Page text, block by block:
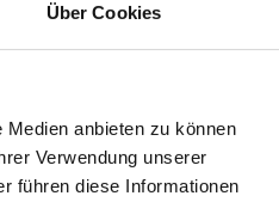
Über Cookies
anbieten zu können
Verwendung unserer
führen diese Informationen